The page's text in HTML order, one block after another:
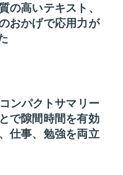
の高いテキスト、
おかげで応用力が
ンパクトサマリー
で隙間時間を有効
仕事、勉強を両立